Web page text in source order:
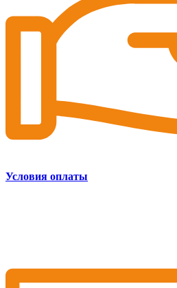
Условия оплаты